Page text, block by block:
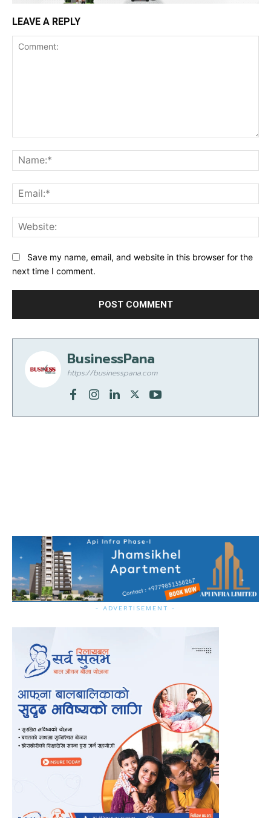
LEAVE A REPLY
Save my name, email, and website in this browser for the
next time I comment.
BusinessPana
https://businesspana.com
- ADVERTISEMENT -